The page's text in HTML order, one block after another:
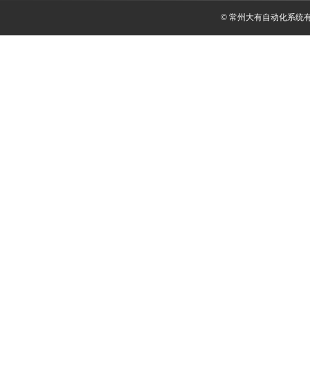
© 常州大有自动化系统